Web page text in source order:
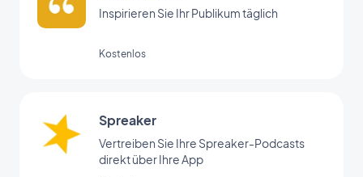
Inspirieren Sie Ihr Publikum täglich
Kostenlos
Spreaker
Vertreiben Sie Ihre Spreaker-Podcasts
direkt über Ihre App